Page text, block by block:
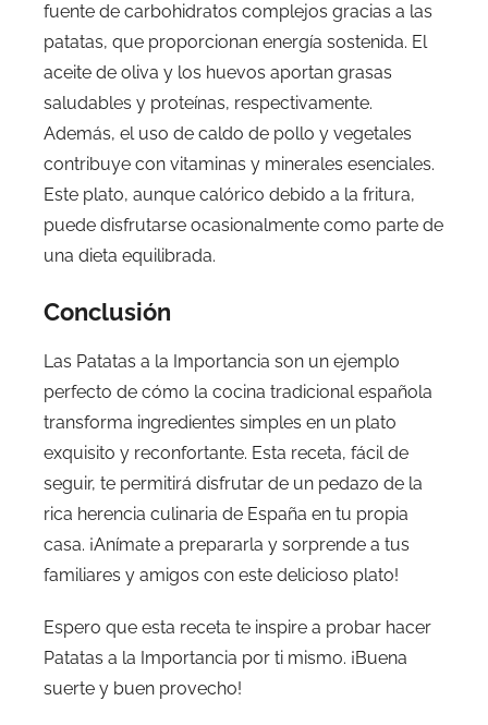
fuente de carbohidratos complejos gracias a las
patatas, que proporcionan energía sostenida. El
aceite de oliva y los huevos aportan grasas
saludables y proteínas, respectivamente.
Además, el uso de caldo de pollo y vegetales
contribuye con vitaminas y minerales esenciales.
Este plato, aunque calórico debido a la fritura,
puede disfrutarse ocasionalmente como parte de
una dieta equilibrada.
Conclusión
Las Patatas a la Importancia son un ejemplo
perfecto de cómo la cocina tradicional española
transforma ingredientes simples en un plato
exquisito y reconfortante. Esta receta, fácil de
seguir, te permitirá disfrutar de un pedazo de la
rica herencia culinaria de España en tu propia
casa. ¡Anímate a prepararla y sorprende a tus
familiares y amigos con este delicioso plato!
Espero que esta receta te inspire a probar hacer
Patatas a la Importancia por ti mismo. ¡Buena
suerte y buen provecho!